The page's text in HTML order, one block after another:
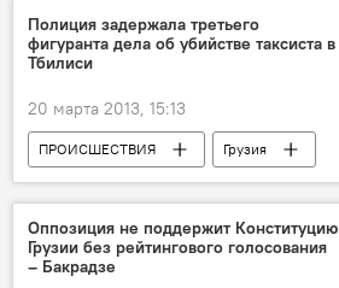
Полиция задержала третьего
фигуранта дела об убийстве таксиста в
Тбилиси
20 марта 2013, 15:13
ПРОИСШЕСТВИЯ
Грузия
НОВОСТИ
Оппозиция не поддержит Конституцию
Грузии без рейтингового голосования
– Бакрадзе